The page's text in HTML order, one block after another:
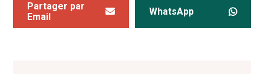
Partager par
Email
WhatsApp